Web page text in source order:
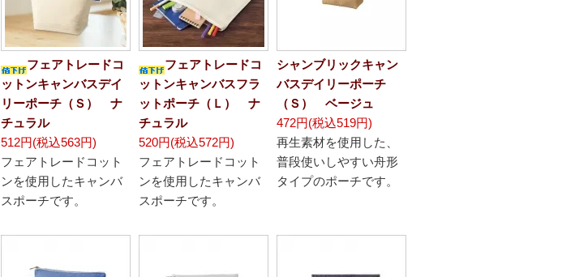
フェアトレードコ
ットンキャンバスデイ
リーポーチ（Ｓ） ナ
チュラル
512円(税込563円)
フェアトレードコット
ンを使用したキャンバ
スポーチです。
フェアトレードコ
ットンキャンバスフラ
ットポーチ（Ｌ） ナ
チュラル
520円(税込572円)
フェアトレードコット
ンを使用したキャンバ
スポーチです。
シャンブリックキャン
バスデイリーポーチ
（Ｓ） ベージュ
472円(税込519円)
再生素材を使用した、
普段使いしやすい舟形
タイプのポーチです。